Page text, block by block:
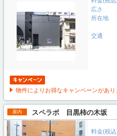
広さ
所在地
交通
物件によりお得なキャンペーンがあり
屋内 スペラボ 目黒柿の木坂
料金(税